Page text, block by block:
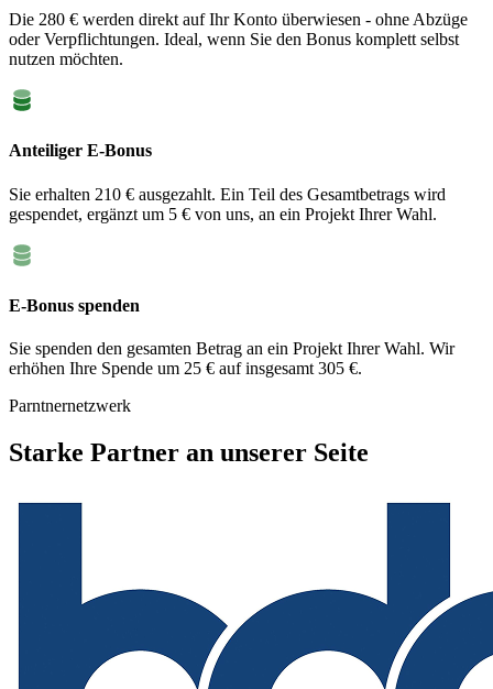
Die 280 € werden direkt auf Ihr Konto überwiesen - ohne Abzüge
oder Verpflichtungen. Ideal, wenn Sie den Bonus komplett selbst
nutzen möchten.
Anteiliger E-Bonus
Sie erhalten 210 € ausgezahlt. Ein Teil des Gesamtbetrags wird
gespendet, ergänzt um 5 € von uns, an ein Projekt Ihrer Wahl.
E-Bonus spenden
Sie spenden den gesamten Betrag an ein Projekt Ihrer Wahl. Wir
erhöhen Ihre Spende um 25 € auf insgesamt 305 €.
Parntnernetzwerk
Starke Partner an unserer Seite